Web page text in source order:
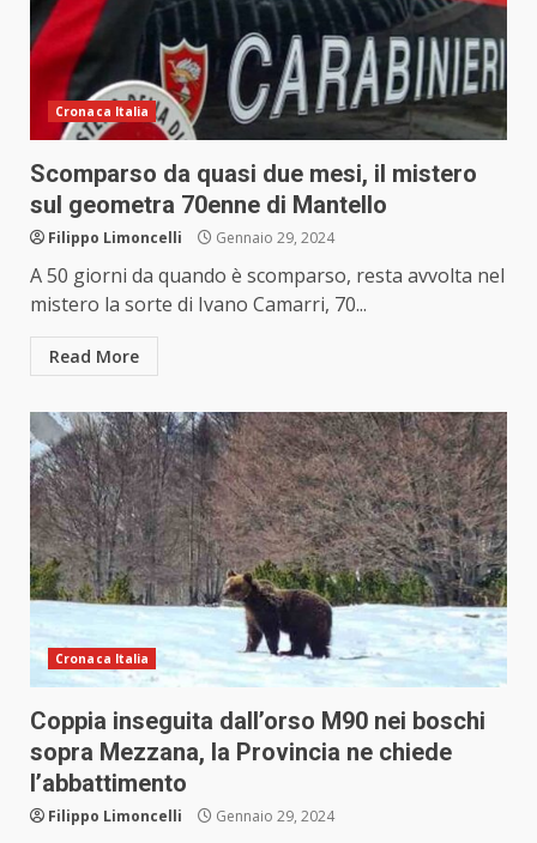
Cronaca Italia
Scomparso da quasi due mesi, il mistero
sul geometra 70enne di Mantello
Filippo Limoncelli Gennaio 29, 2024
A 50 giorni da quando è scomparso, resta avvolta nel
mistero la sorte di Ivano Camarri, 70...
Read More
Cronaca Italia
Coppia inseguita dall’orso M90 nei boschi
sopra Mezzana, la Provincia ne chiede
l’abbattimento
Filippo Limoncelli Gennaio 29, 2024